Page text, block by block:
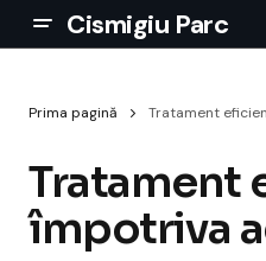
Cismigiu Parc
Prima pagină Tratament
Tratament
împotriva